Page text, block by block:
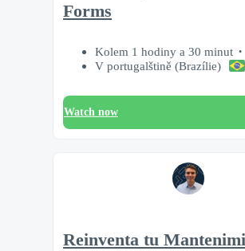
Forms
Kolem 1 hodiny a 30 minut
V portugalštině (Brazílie)
Watch now
Reinventa tu